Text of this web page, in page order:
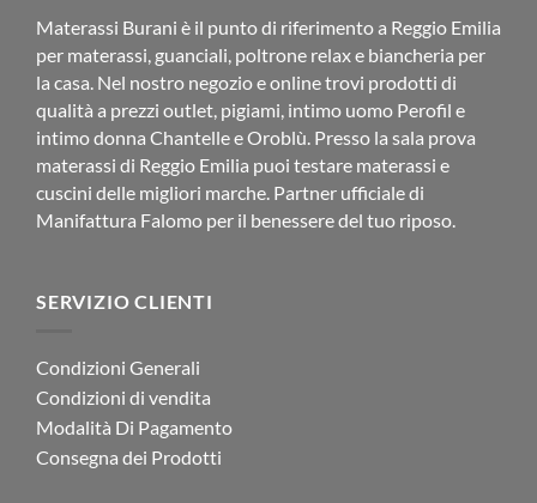
Materassi Burani è il punto di riferimento a Reggio Emilia
per materassi, guanciali, poltrone relax e biancheria per
la casa. Nel nostro negozio e online trovi prodotti di
qualità a prezzi outlet, pigiami, intimo uomo Perofil e
intimo donna Chantelle e Oroblù. Presso la sala prova
materassi di Reggio Emilia puoi testare materassi e
cuscini delle migliori marche. Partner ufficiale di
Manifattura Falomo per il benessere del tuo riposo.
SERVIZIO CLIENTI
Condizioni Generali
Condizioni di vendita
Modalità Di Pagamento
Consegna dei Prodotti